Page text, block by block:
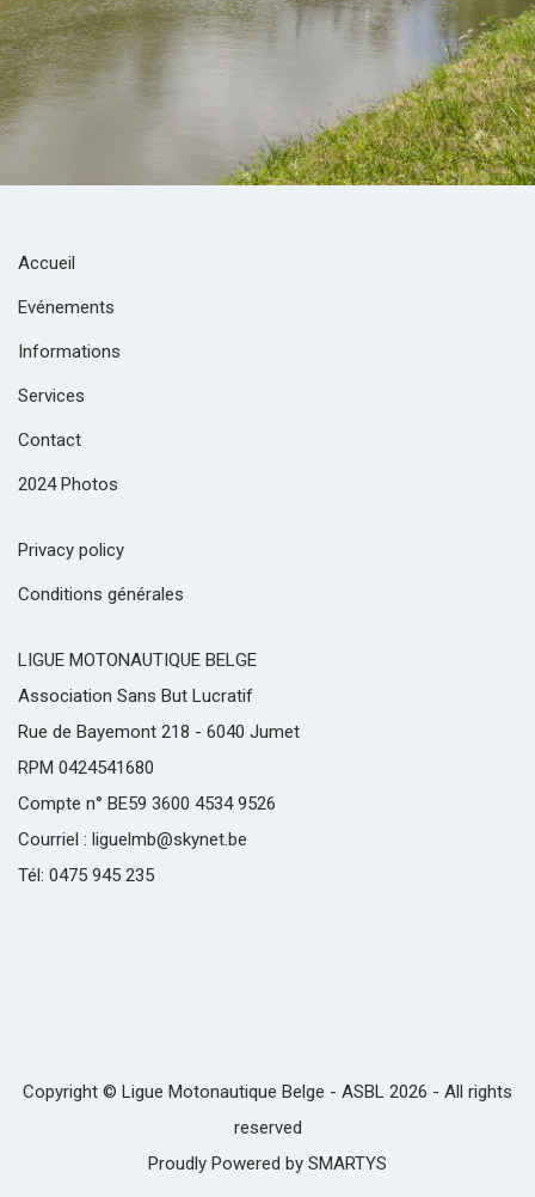
Accueil
Evénements
Informations
Services
Contact
2024 Photos
Privacy policy
Conditions générales
LIGUE MOTONAUTIQUE BELGE
Association Sans But Lucratif
Rue de Bayemont 218 - 6040 Jumet
RPM 0424541680
Compte n° BE59 3600 4534 9526
Courriel : liguelmb@skynet.be
Tél: 0475 945 235
Copyright © Ligue Motonautique Belge - ASBL 2026 - All rights
reserved
Proudly Powered by SMARTYS